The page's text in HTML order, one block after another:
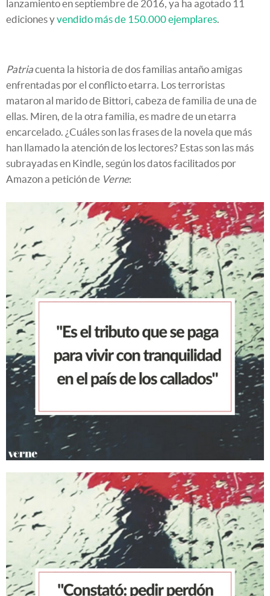
lanzamiento en septiembre de 2016, ya ha agotado 11
ediciones yvendido más de 150.000 ejemplares.
Patriacuenta la historia de dos familias antaño amigas
enfrentadas por el conflicto etarra. Los terroristas
mataron al marido de Bittori, cabeza de familia de una de
ellas. Miren, de la otra familia, es madre de un etarra
encarcelado. ¿Cuáles son las frases de la novela que más
han llamado la atención de los lectores? Estas son las más
subrayadas en Kindle, según los datos facilitados por
Amazon a petición de Verne: